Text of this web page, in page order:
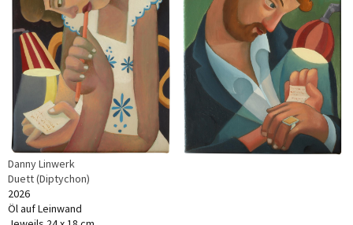
Danny Linwerk
Duett (Diptychon)
2026
Öl auf Leinwand